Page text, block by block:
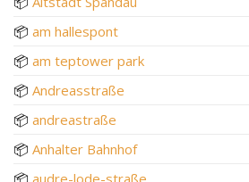
📦 am hallespont
📦 am teptower park
📦 Andreasstraße
📦 andreastraße
📦 Anhalter Bahnhof
📦 audre-lode-straße